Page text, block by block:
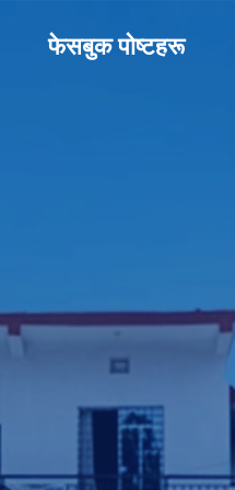
फेसबुक पाेष्टहरू